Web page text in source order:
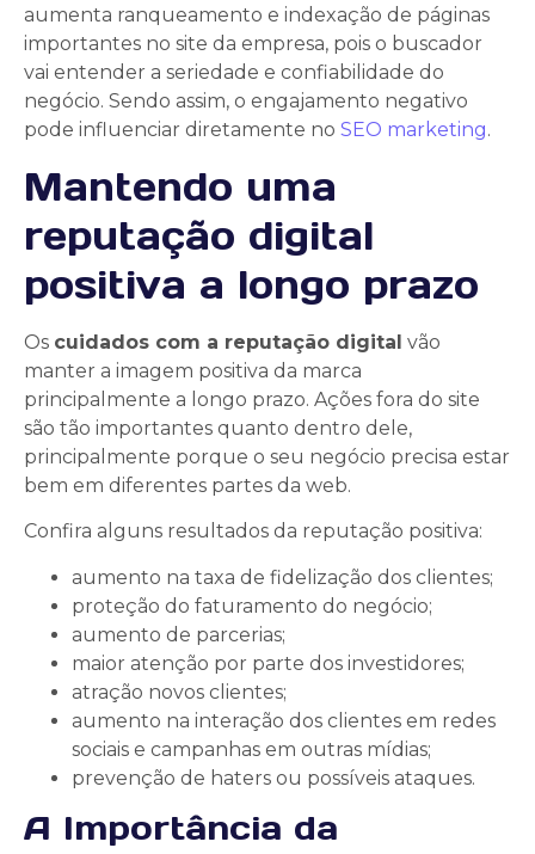
aumenta ranqueamento e indexação de páginas
importantes no site da empresa, pois o buscador
vai entender a seriedade e confiabilidade do
negócio. Sendo assim, o engajamento negativo
pode influenciar diretamente no SEO marketing.
Mantendo uma
reputação digital
positiva a longo prazo
Os cuidados com a reputação digital vão
manter a imagem positiva da marca
principalmente a longo prazo. Ações fora do site
são tão importantes quanto dentro dele,
principalmente porque o seu negócio precisa estar
bem em diferentes partes da web.
Confira alguns resultados da reputação positiva:
aumento na taxa de fidelização dos clientes;
proteção do faturamento do negócio;
aumento de parcerias;
maior atenção por parte dos investidores;
atração novos clientes;
aumento na interação dos clientes em redes
sociais e campanhas em outras mídias;
prevenção de haters ou possíveis ataques.
A Importância da